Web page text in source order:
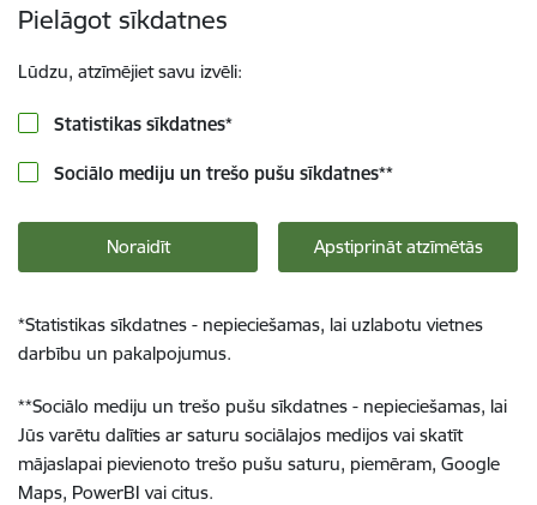
Pielāgot sīkdatnes
Lūdzu, atzīmējiet savu izvēli:
Statistikas sīkdatnes*
Sociālo mediju un trešo pušu sīkdatnes**
Noraidīt Apstiprināt atzīmētās
*Statistikas sīkdatnes - nepieciešamas, lai uzlabotu vietnes
darbību un pakalpojumus.
**Sociālo mediju un trešo pušu sīkdatnes - nepieciešamas, lai
Jūs varētu dalīties ar saturu sociālajos medijos vai skatīt
mājaslapai pievienoto trešo pušu saturu, piemēram, Google
Maps, PowerBI vai citus.